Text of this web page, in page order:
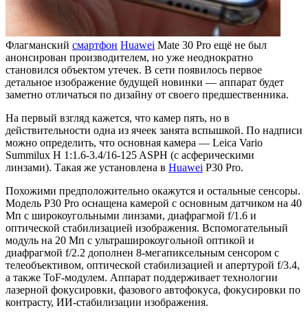
Флагманский смартфон Huawei Mate 30 Pro ещё не был
анонсирован производителем, но уже неоднократно
становился объектом утечек. В сети появилось первое
детальное изображение будущей новинки — аппарат будет
заметно отличаться по дизайну от своего предшественника.
На первый взгляд кажется, что камер пять, но в
действительности одна из ячеек занята вспышкой. По надписи
можно определить, что основная камера — Leica Vario
Summilux H 1:1.6-3.4/16-125 ASPH (с асферическими
линзами). Такая же установлена в Huawei P30 Pro.
Похожими предположительно окажутся и остальные сенсоры.
Модель P30 Pro оснащена камерой с основным датчиком на 40
Мп с широкоугольными линзами, диафрагмой f/1.6 и
оптической стабилизацией изображения. Вспомогательный
модуль на 20 Мп с ультраширокоугольной оптикой и
диафрагмой f/2.2 дополнен 8-мегапиксельным сенсором с
телеобъективом, оптической стабилизацией и апертурой f/3.4,
а также ToF-модулем. Аппарат поддерживает технологии
лазерной фокусировки, фазового автофокуса, фокусировки по
контрасту, ИИ-стабилизации изображения.